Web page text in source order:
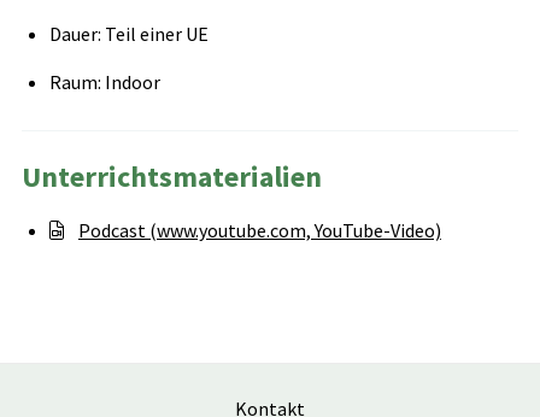
Dauer: Teil einer UE
Raum: Indoor
Unterrichtsmaterialien
Podcast (www.youtube.com, YouTube-Video)
Kontakt